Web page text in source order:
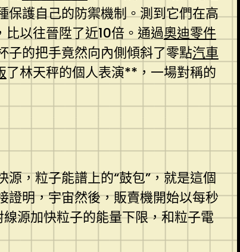
保護自己的防禦機制。測到它們在高
以往晉陞了近10倍。通過奧迪零件
子的把手竟然向內側傾斜了零點汽車
了林天秤的個人表演**，一場對稱的
，粒子能譜上的“鼓包”，就是這個
證明，宇宙然後，販賣機開始以每秒
源加快粒子的能量下限，和粒子電